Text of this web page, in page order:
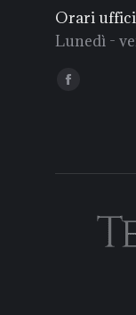
Orari
Lunedì -
Find us on:
Facebook